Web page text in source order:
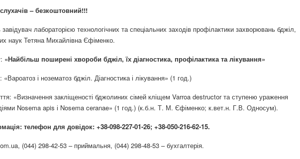
– безкоштовний!!!
лабораторією технологічних та спеціальних заходів профілактики захворювань бджіл,
наук Тетяна Михайлівна Єфіменко.
«Найбільш поширені хвороби бджіл, їх діагностика, профілактика та лікування»
і нозематоз бджіл. Діагностика і лікування» (1 год.)
«Визначення закліщеності бджолиних сімей кліщем Varroa destructor та ступеню ураження
Nosema apis і Nosema ceranae» (1 год.) (к.б.н. Т. М. Єфіменко; к.вет.н. Г.В. Односум).
телефон для довідок: +38-098-227-01-26; +38-050-216-62-15.
(044) 298-42-53 – приймальня, (044) 298-48-53 – бухгалтерія.